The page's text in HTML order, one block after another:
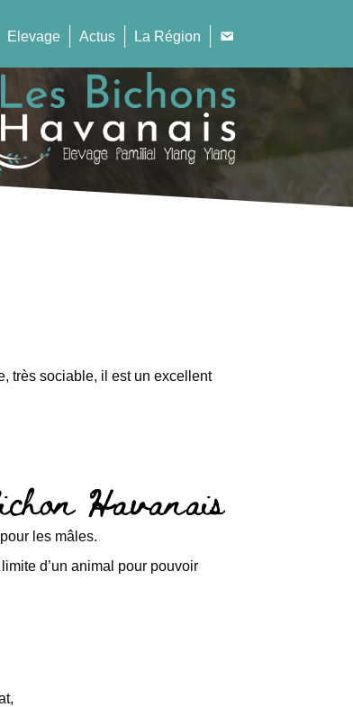
Elevage Actus La Région
très sociable, il est un excellent
Havanais
les mâles.
d’un animal pour pouvoir